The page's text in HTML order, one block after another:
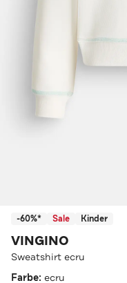
-60%* Sale Kinder
VINGINO
Sweatshirt ecru
Farbe: ecru